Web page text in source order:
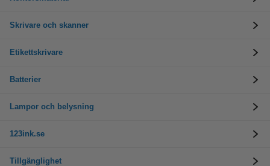
Skrivare och skanner
Etikettskrivare
Batterier
Lampor och belysning
123ink.se
Tillgänglighet